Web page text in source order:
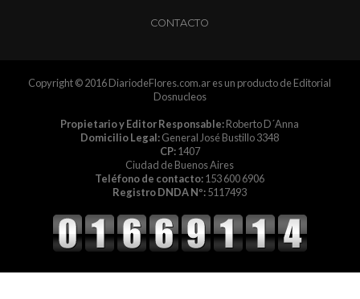
CONTACTO
Copyright © 2016 DiariodeFlores.com.ar es un producto de Editorial
Dosnucleos
Propietario y Editor Responsable:Roberto D´Anna
Domicilio Legal:General José Bustillo 3348
CP:1407
Ciudad de Buenos Aires
Teléfono de contacto:153 600 6906
Registro DNDA Nº:5117493